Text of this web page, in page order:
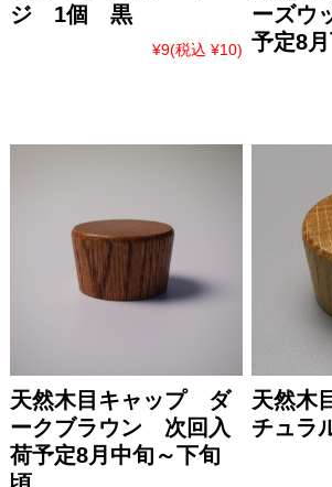
ジ 1個 黒
¥9(税込 ¥10)
ーズウ
予定8
天然木目キャップ ダ
ークブラウン 次回入
荷予定8月中旬～下旬
天然木
チュラ